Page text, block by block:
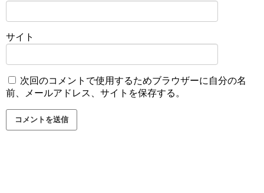
サイト
次回のコメントで使用するためブラウザーに自分の名
前、メールアドレス、サイトを保存する。